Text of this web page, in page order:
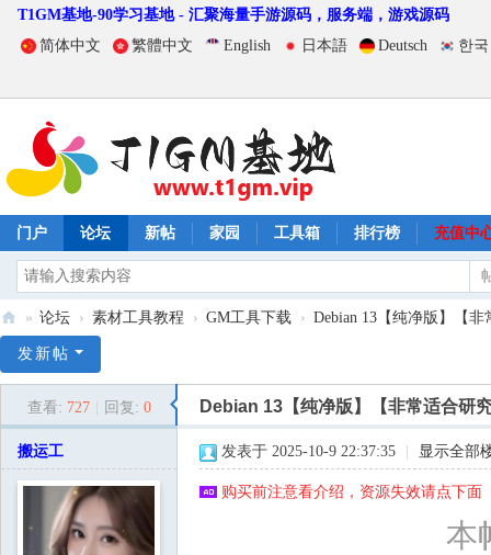
T1GM基地-90学习基地 - 汇聚海量手游源码，服务端，游戏源码
简体中文
繁體中文 English 日本語 Deutsch 한
门户 论坛 新帖 家园 工具箱 排行榜 充值中
1
» 论坛 › 素材工具教程 › GM工具下载 › Debian 13【纯净版】【
发新帖
查看: 727 回复: 0 Debian 13【纯净版】【非常适合研
搬运工 发表于 2025-10-9 22:37:35 显示全部
购买前注意看介绍，资源失效请点下
本